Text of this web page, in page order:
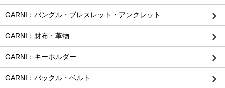
GARNI：バングル・ブレスレット・アンクレット
GARNI：財布・革物
GARNI：キーホルダー
GARNI：バックル・ベルト